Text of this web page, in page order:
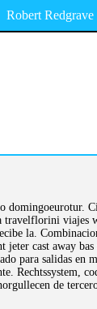
Robert Redgrave
domingoeurotur.
viajes
la.
jeter cast away
para salidas en
de